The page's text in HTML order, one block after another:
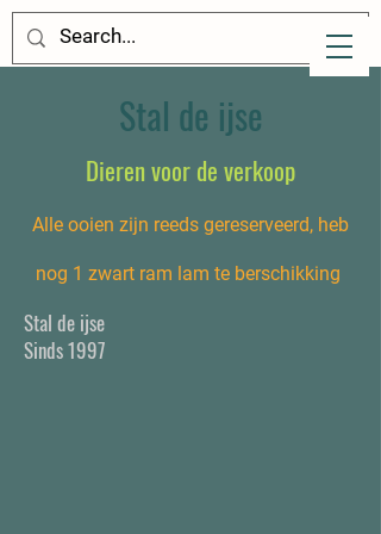
Stal de ijse
Dieren voor de verkoop
Alle ooien zijn reeds gereserveerd, heb
nog 1 zwart ram lam te berschikking
Stal de ijse
Sinds 1997